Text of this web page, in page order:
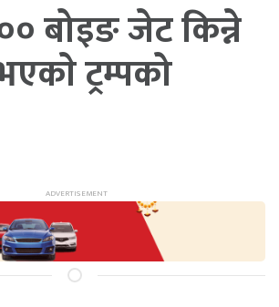
बोइङ जेट किन्ने
ट्रम्पको